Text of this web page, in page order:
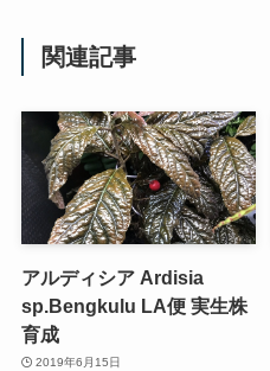
関連記事
アルディシア Ardisia
sp.Bengkulu LA便 実生株
育成
2019年6月15日